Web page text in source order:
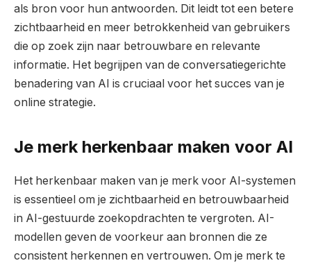
als bron voor hun antwoorden. Dit leidt tot een betere
zichtbaarheid en meer betrokkenheid van gebruikers
die op zoek zijn naar betrouwbare en relevante
informatie. Het begrijpen van de conversatiegerichte
benadering van AI is cruciaal voor het succes van je
online strategie.
Je merk herkenbaar maken voor AI
Het herkenbaar maken van je merk voor AI-systemen
is essentieel om je zichtbaarheid en betrouwbaarheid
in AI-gestuurde zoekopdrachten te vergroten. AI-
modellen geven de voorkeur aan bronnen die ze
consistent herkennen en vertrouwen. Om je merk te